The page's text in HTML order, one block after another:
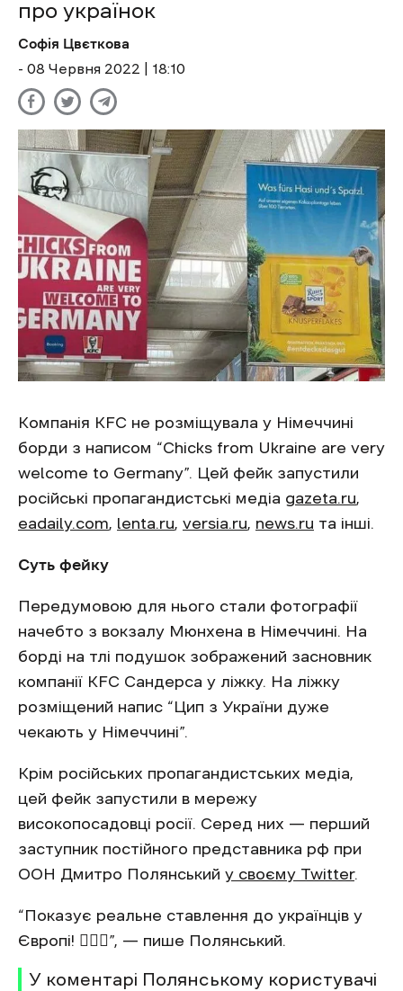
про українок
Софія Цвєткова
- 08 Червня 2022 | 18:10
Компанія KFC не розміщувала у Німеччині
борди з написом “Chicks from Ukraine are very
welcome to Germany”. Цей фейк запустили
російські пропагандистські медіа gazeta.ru,
eadaily.com, lenta.ru, versia.ru, news.ru та інші.
Суть фейку
Передумовою для нього стали фотографії
начебто з вокзалу Мюнхена в Німеччині. На
борді на тлі подушок зображений засновник
компанії KFC Сандерса у ліжку. На ліжку
розміщений напис “Цип з України дуже
чекають у Німеччині”.
Крім російських пропагандистських медіа,
цей фейк запустили в мережу
високопосадовці росії. Серед них — перший
заступник постійного представника рф при
ООН Дмитро Полянський у своєму Twitter.
“Показує реальне ставлення до українців у
Європі! 🤦🏻‍♂️”, — пише Полянський.
У коментарі Полянському користувачі